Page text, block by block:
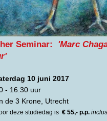
Seminar: 'Marc
10 juni 2017
- 16.30 uur
de 3 Krone, Utrecht
deze studiedag is € 55,- p.p.